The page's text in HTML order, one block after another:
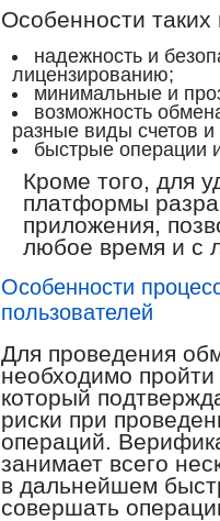
Особенности
надежность и
лицензированию;
минимальные и
возможность
разные виды счетов и
быстрые операции
Кроме того, для
платформы
приложения,
любое время и с
Особенности
пользователей
Для проведения
необходимо
который
риски при
операций.
занимает всего
в дальнейшем
совершать